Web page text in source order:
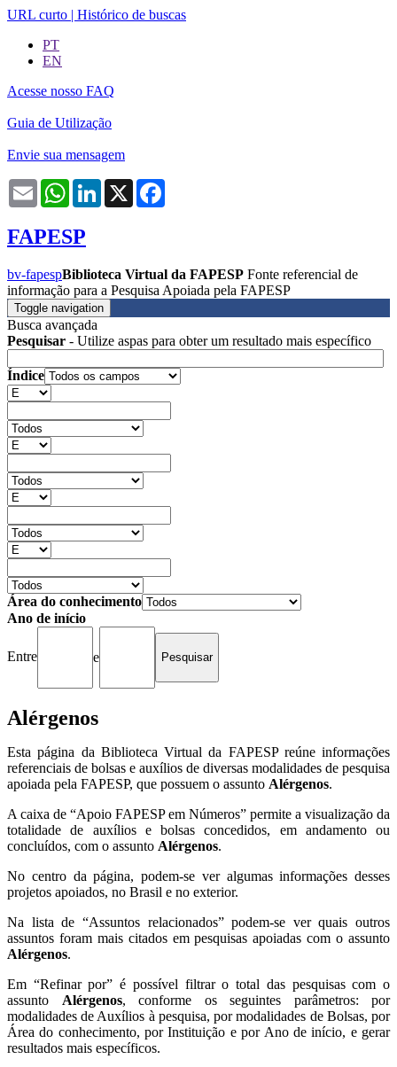
URL curto | Histórico de buscas
PT
EN
Acesse nosso FAQ
Guia de Utilização
Envie sua mensagem
Email WhatsAppLinkedIn
X
FAPESP
bv-fapespBiblioteca Virtual da FAPESP Fonte referencial de
informação para a Pesquisa Apoiada pela FAPESP
Toggle navigation
Busca avançada
Pesquisar - Utilize aspas para obter um resultado mais específico
Índice
Área do conhecimento
Ano de início
Entre e
Alérgenos
Esta página da Biblioteca Virtual da FAPESP reúne informações
referenciais de bolsas e auxílios de diversas modalidades de pesquisa
apoiada pela FAPESP, que possuem o assunto Alérgenos.
A caixa de “Apoio FAPESP em Números” permite a visualização da
totalidade de auxílios e bolsas concedidos, em andamento ou
concluídos, com o assunto Alérgenos.
No centro da página, podem-se ver algumas informações desses
projetos apoiados, no Brasil e no exterior.
Na lista de “Assuntos relacionados” podem-se ver quais outros
assuntos foram mais citados em pesquisas apoiadas com o assunto
Alérgenos.
Em “Refinar por” é possível filtrar o total das pesquisas com o
assunto Alérgenos, conforme os seguintes parâmetros: por
modalidades de Auxílios à pesquisa, por modalidades de Bolsas, por
Área do conhecimento, por Instituição e por Ano de início, e gerar
resultados mais específicos.